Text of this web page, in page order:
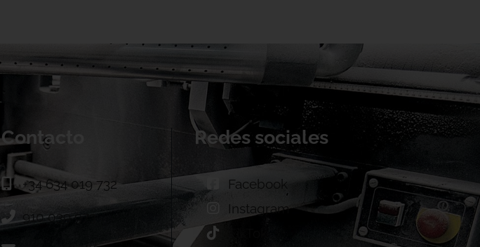
Contacto
+34 634 019 732
910 039 973
Redes sociales
Facebook
Instagram